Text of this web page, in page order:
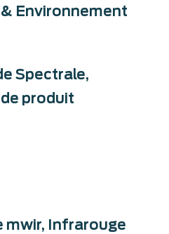
Environnement
Spectrale,
produit
mwir, Infrarouge